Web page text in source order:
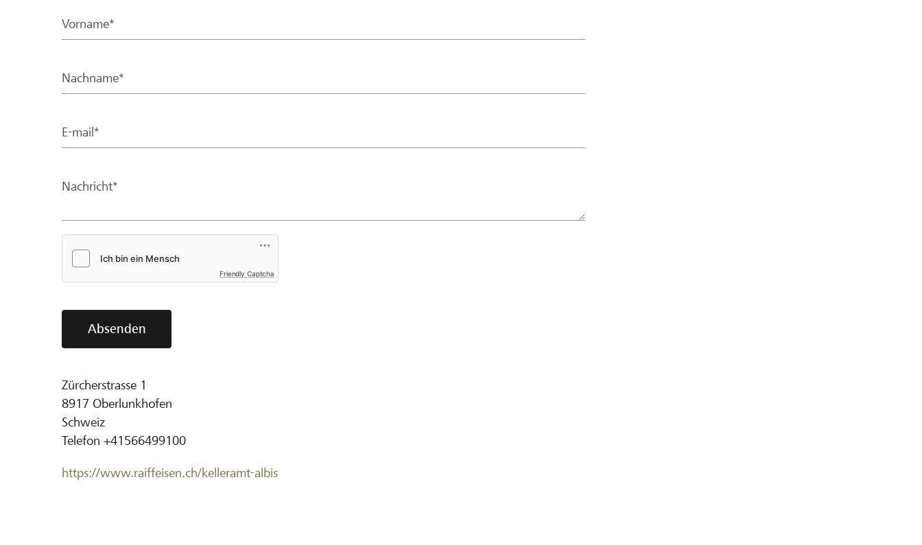
Vorname*
Nachname*
E-mail*
Nachricht*
Friendly Captcha
Absenden
Zürcherstrasse 1
8917 Oberlunkhofen
Schweiz
Telefon +41566499100
https://www.raiffeisen.ch/kelleramt-albis